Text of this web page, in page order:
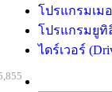
โปรแกรมเม
โปรแกรมยูทิ
ไดร์เวอร์